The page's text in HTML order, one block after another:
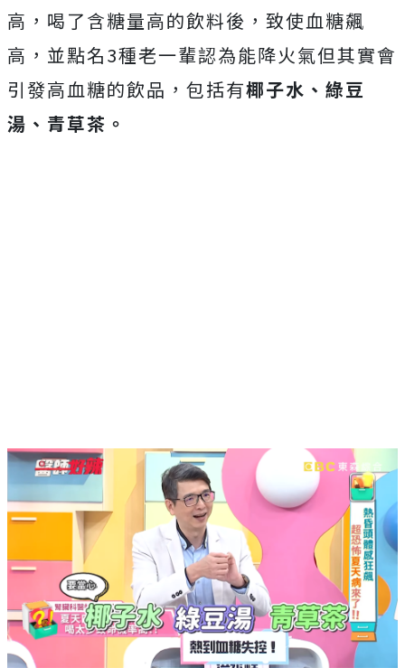
高，喝了含糖量高的飲料後，致使血糖飆
高，並點名3種老一輩認為能降火氣但其實會
引發高血糖的飲品，包括有椰子水、綠豆
湯、青草茶。